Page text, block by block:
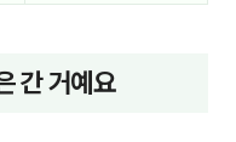
간 거예요